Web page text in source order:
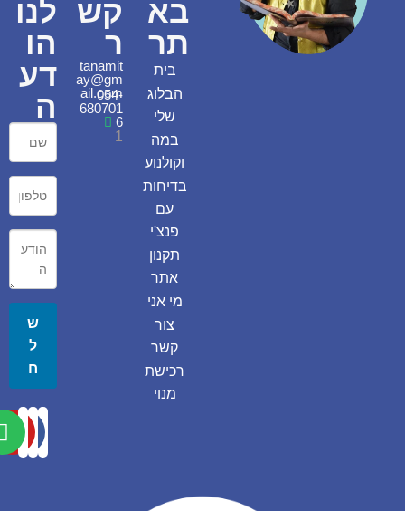
בא
תר
בית
הבלוג
שלי
במה
וקולנוע
בדיחות
עם
פנצ'י
תקנון
אתר
מי אני
צור
קשר
רכישת
מנוי
קש
ר
tanamit
ay@gm
ail.com
054-
680701
6
1
לנו
הו
דע
ה
ש
ל
ח